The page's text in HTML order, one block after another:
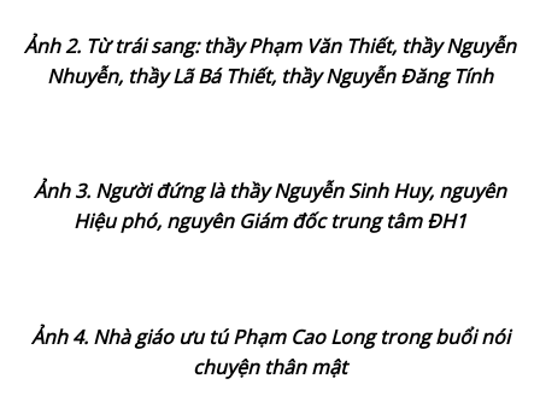
Ảnh 2. Từ trái sang: thầy Phạm Văn Thiết, thầy Nguyễn
Nhuyễn, thầy Lã Bá Thiết, thầy Nguyễn Đăng Tính
Ảnh 3. Người đứng là thầy Nguyễn Sinh Huy, nguyên
Hiệu phó, nguyên Giám đốc trung tâm ĐH1
Ảnh 4. Nhà giáo ưu tú Phạm Cao Long trong buổi nói
chuyện thân mật